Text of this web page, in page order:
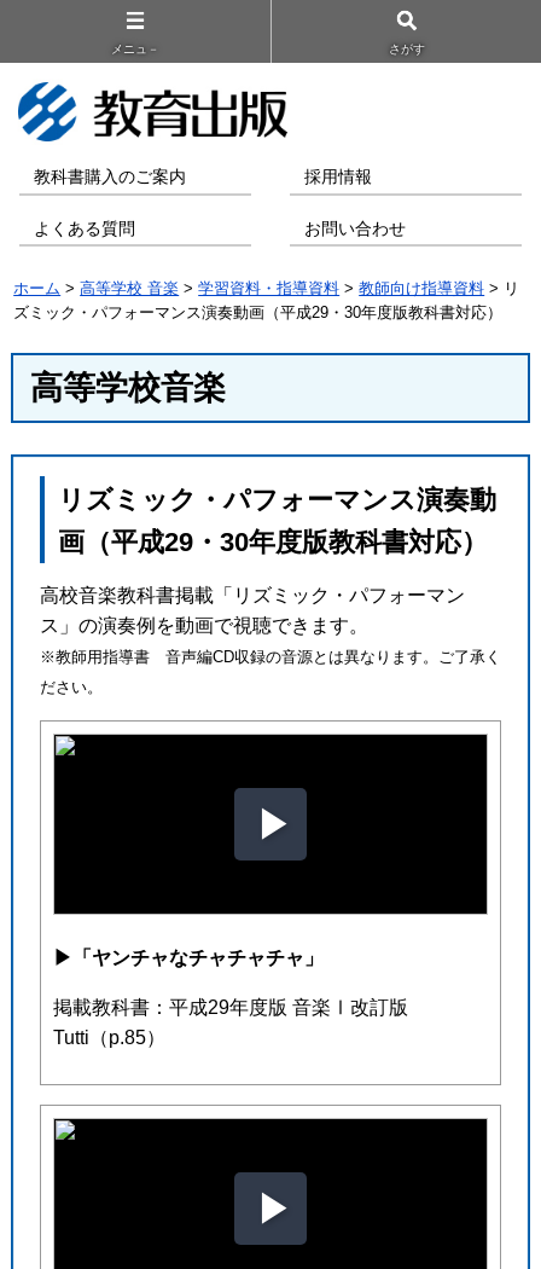
メニュ－ さがす
教科書購入のご案内 採用情報
よくある質問 お問い合わせ
ホーム >高等学校 音楽 >学習資料・指導資料 >教師向け指導資料 > リ
ズミック・パフォーマンス演奏動画（平成29・30年度版教科書対応）
高等学校音楽
リズミック・パフォーマンス演奏動
画（平成29・30年度版教科書対応）
高校音楽教科書掲載「リズミック・パフォーマン
ス」の演奏例を動画で視聴できます。
※教師用指導書 音声編CD収録の音源とは異なります。ご了承く
ださい。
▶︎ 「ヤンチャなチャチャチャ」
掲載教科書：平成29年度版 音楽Ⅰ改訂版
Tutti（p.85）